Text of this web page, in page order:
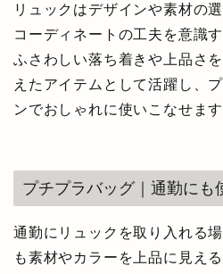
リュックはデザインや素材の
コーディネートの工夫を意識
ふさわしい落ち着きや上品さ
えたアイテムとして活躍し、
ンでおしゃれに使いこなせます
プチプラバッグ｜通勤にも
通勤にリュックを取り入れる
も素材やカラーを上品に見え